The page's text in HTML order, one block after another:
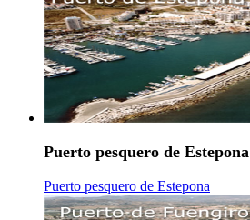
Puerto pesquero de Estepona
Puerto pesquero de Estepona